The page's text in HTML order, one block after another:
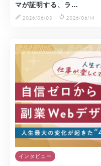
マが証明する、ラ…
2026/06/03
2026/06/14
インタビュー